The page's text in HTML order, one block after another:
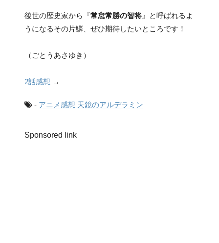
後世の歴史家から『常怠常勝の智将 』と呼ばれるよ
うになるその片鱗、ぜひ期待したいところです！
（ごとうあさゆき）
2話感想 →
- アニメ感想 天鏡のアルデラミン
Sponsored link